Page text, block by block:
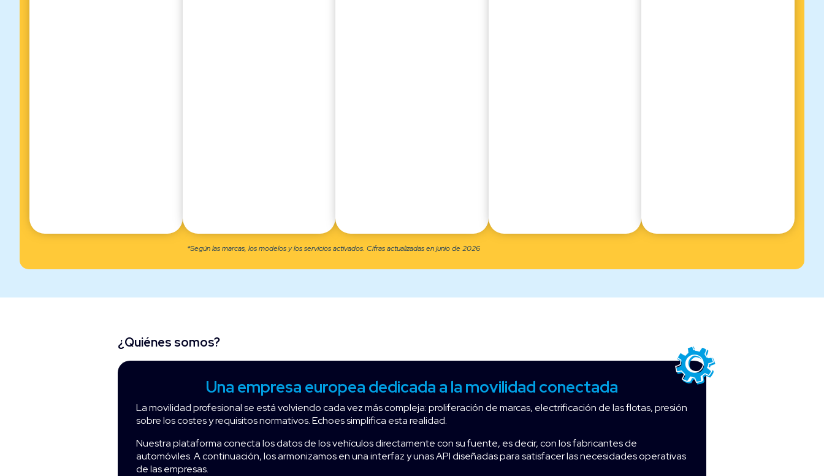
*Según las marcas, los modelos y los servicios activados. Cifras actualizadas en junio de 2026
¿Quiénes somos?
Una empresa europea dedicada a la movilidad conectada
La movilidad profesional se está volviendo cada vez más compleja: proliferación de marcas, electrificación de las flotas, presión
sobre los costes y requisitos normativos. Echoes simplifica esta realidad.
Nuestra plataforma conecta los datos de los vehículos directamente con su fuente, es decir, con los fabricantes de
automóviles. A continuación, los armonizamos en una interfaz y unas API diseñadas para satisfacer las necesidades operativas
de las empresas.